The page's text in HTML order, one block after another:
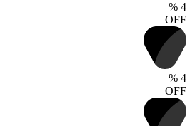
4
%
OFF
4
%
OFF